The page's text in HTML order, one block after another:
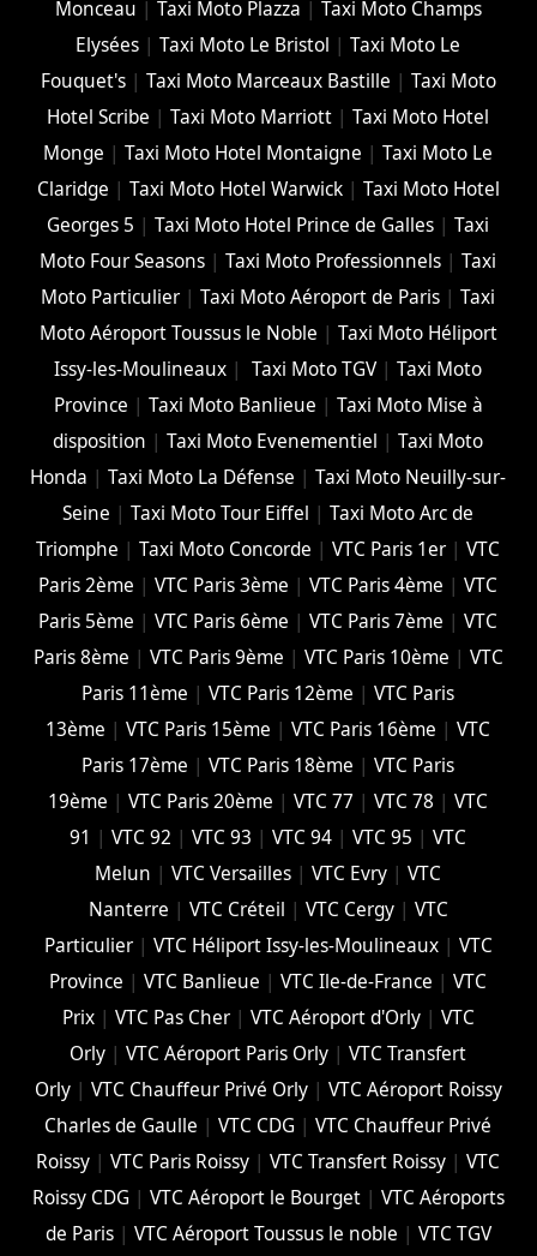
Monceau | Taxi Moto Plazza | Taxi Moto Champs
Elysées |Taxi Moto Le Bristol |Taxi Moto Le
Fouquet's| Taxi Moto Marceaux Bastille | Taxi Moto
Hotel Scribe |Taxi Moto Marriott |Taxi Moto Hotel
Monge |Taxi Moto Hotel Montaigne |Taxi Moto Le
Claridge | Taxi Moto Hotel Warwick| Taxi Moto Hotel
Georges 5 |Taxi Moto Hotel Prince de Galles |Taxi
Moto Four Seasons |Taxi Moto Professionnels |Taxi
Moto Particulier |Taxi Moto Aéroport de Paris |Taxi
Moto Aéroport Toussus le Noble | Taxi Moto Héliport
Issy-les-Moulineaux | Taxi Moto TGV|Taxi Moto
Province | Taxi Moto Banlieue | Taxi Moto Mise à
disposition |Taxi Moto Evenementiel |Taxi Moto
Honda |Taxi Moto La Défense |Taxi Moto Neuilly-sur-
Seine |Taxi Moto Tour Eiffel |Taxi Moto Arc de
Triomphe |Taxi Moto Concorde |VTC Paris 1er |VTC
Paris 2ème |VTC Paris 3ème |VTC Paris 4ème |VTC
Paris 5ème |VTC Paris 6ème |VTC Paris 7ème |VTC
Paris 8ème | VTC Paris 9ème | VTC Paris 10ème | VTC
Paris 11ème |VTC Paris 12ème |VTC Paris
13ème |VTC Paris 15ème |VTC Paris 16ème |VTC
Paris 17ème |VTC Paris 18ème |VTC Paris
19ème |VTC Paris 20ème |VTC 77 |VTC 78 |VTC
91 |VTC 92 |VTC 93 |VTC 94 |VTC 95 |VTC
Melun |VTC Versailles |VTC Evry |VTC
Nanterre | VTC Créteil | VTC Cergy| VTC
Particulier| VTC Héliport Issy-les-Moulineaux| VTC
Province |VTC Banlieue |VTC Ile-de-France |VTC
Prix| VTC Pas Cher| VTC Aéroport d'Orly| VTC
Orly |VTC Aéroport Paris Orly |VTC Transfert
Orly| VTC Chauffeur Privé Orly| VTC Aéroport Roissy
Charles de Gaulle |VTC CDG |VTC Chauffeur Privé
Roissy |VTC Paris Roissy |VTC Transfert Roissy |VTC
Roissy CDG | VTC Aéroport le Bourget| VTC Aéroports
de Paris| VTC Aéroport Toussus le noble | VTC TGV